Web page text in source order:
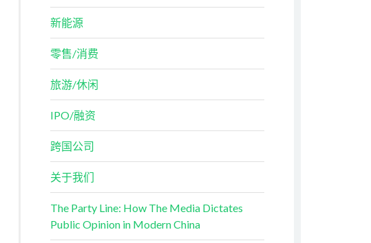
新能源
零售/消费
旅游/休闲
IPO/融资
跨国公司
关于我们
The Party Line: How The Media Dictates
Public Opinion in Modern China